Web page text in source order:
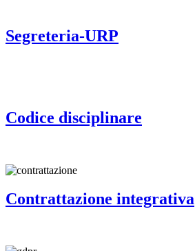
Segreteria-URP
Codice disciplinare
Contrattazione integrativa